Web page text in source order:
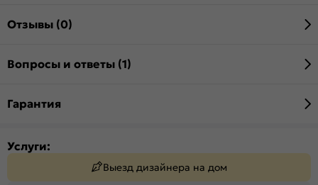
Отзывы (0)
Вопросы и ответы (1)
Гарантия
Услуги:
Выезд дизайнера на дом